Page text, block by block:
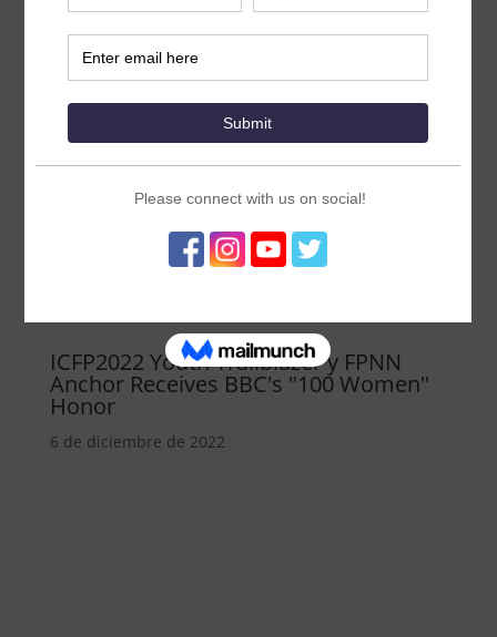
ICFP2022 Youth Trailblazer y FPNN
Anchor Receives BBC's "100 Women"
Honor
6 de diciembre de 2022